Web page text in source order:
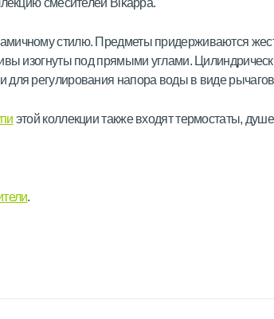
смесителей Bikappa.
стилю. Предметы придерживаются
изогнуты под прямыми углами.
для регулирования напора воды в виде
этой коллекции также входят термостаты,
.